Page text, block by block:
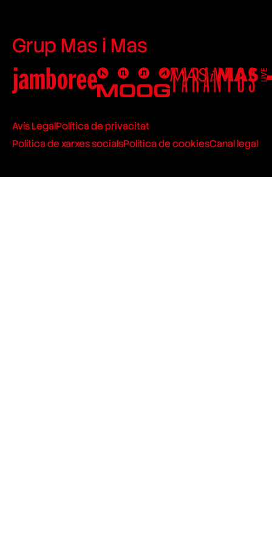
Grup Mas i Mas
Avís LegalPolítica de privacitat
Política de xarxes socialsPolítica de cookiesCanal legal